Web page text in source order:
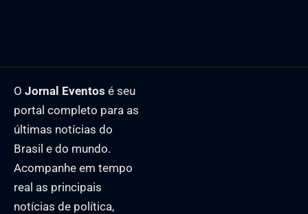
O Jornal Eventos é seu
portal completo para as
últimas notícias do
Brasil e do mundo.
Acompanhe em tempo
real as principais
notícias de política,